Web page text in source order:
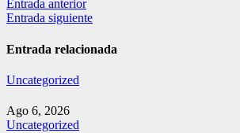
Navegación
de
entradas
Entrada anterior
Entrada siguiente
Entrada relacionada
Uncategorized
Ago 6, 2026
Uncategorized